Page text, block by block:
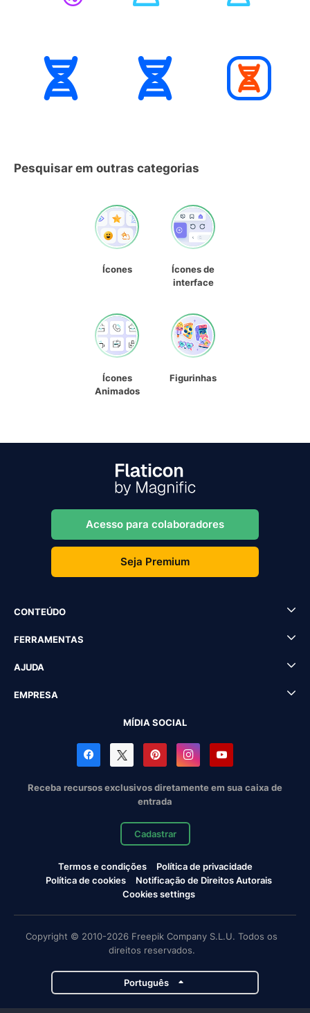
Pesquisar em outras categorias
Ícones
Ícones de
interface
Ícones
Animados
Figurinhas
Acesso para colaboradores
Seja Premium
CONTEÚDO
FERRAMENTAS
AJUDA
EMPRESA
MÍDIA SOCIAL
Receba recursos exclusivos diretamente em sua caixa de
entrada
Cadastrar
Termos e condições
Política de privacidade
Política de cookies
Notificação de Direitos Autorais
Cookies settings
Copyright © 2010-2026 Freepik Company S.L.U. Todos os
direitos reservados.
Português